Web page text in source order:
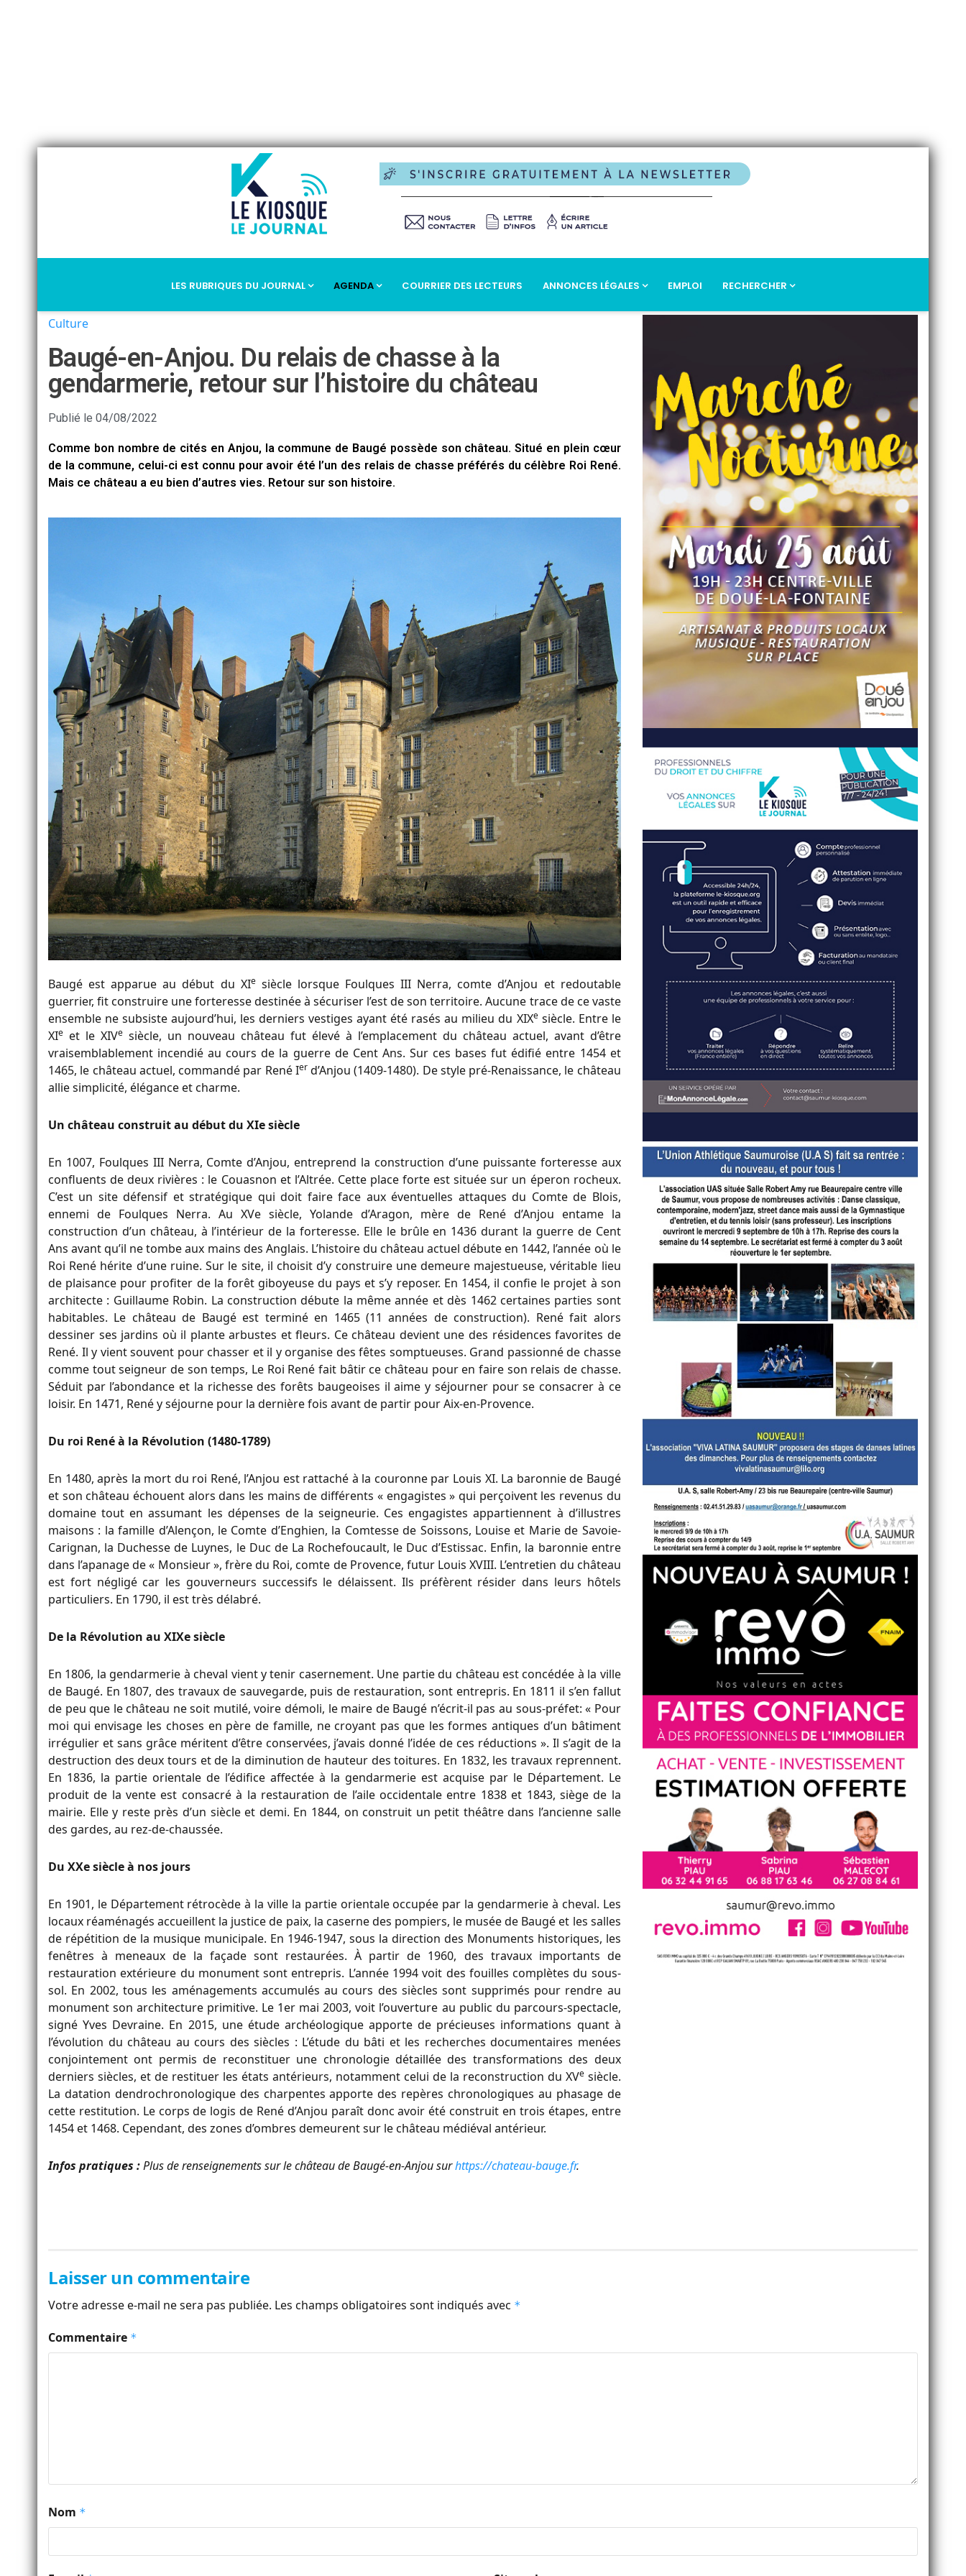
LES RUBRIQUES DU JOURNAL AGENDA COURRIER DES LECTEURS ANNONCES LÉGALES EMPLOI RECHERCHER
Culture
Baugé-en-Anjou. Du relais de chasse à la
gendarmerie, retour sur l’histoire du château
Publié le 04/08/2022
Comme bon nombre de cités en Anjou, la commune de Baugé possède son château. Situé en plein cœur
de la commune, celui-ci est connu pour avoir été l’un des relais de chasse préférés du célèbre Roi René.
Mais ce château a eu bien d’autres vies. Retour sur son histoire.
Baugé est apparue au début du XIesiècle lorsque Foulques III Nerra, comte d’Anjou et redoutable
guerrier, fit construire une forteresse destinée à sécuriser l’est de son territoire. Aucune trace de ce vaste
ensemble ne subsiste aujourd’hui, les derniers vestiges ayant été rasés au milieu du XIXesiècle. Entre le
XIe et le XIVesiècle, un nouveau château fut élevé à l’emplacement du château actuel, avant d’être
vraisemblablement incendié au cours de la guerre de Cent Ans. Sur ces bases fut édifié entre 1454 et
1465, le château actuel, commandé par René Ierd’Anjou (1409-1480). De style pré-Renaissance, le château
allie simplicité, élégance et charme.
Un château construit au début du XIe siècle
En 1007, Foulques III Nerra, Comte d’Anjou, entreprend la construction d’une puissante forteresse aux
confluents de deux rivières : le Couasnon et l’Altrée. Cette place forte est située sur un éperon rocheux.
C’est un site défensif et stratégique qui doit faire face aux éventuelles attaques du Comte de Blois,
ennemi de Foulques Nerra. Au XVe siècle, Yolande d’Aragon, mère de René d’Anjou entame la
construction d’un château, à l’intérieur de la forteresse. Elle le brûle en 1436 durant la guerre de Cent
Ans avant qu’il ne tombe aux mains des Anglais. L’histoire du château actuel débute en 1442, l’année où le
Roi René hérite d’une ruine. Sur le site, il choisit d’y construire une demeure majestueuse, véritable lieu
de plaisance pour profiter de la forêt giboyeuse du pays et s’y reposer. En 1454, il confie le projet à son
architecte : Guillaume Robin. La construction débute la même année et dès 1462 certaines parties sont
habitables. Le château de Baugé est terminé en 1465 (11 années de construction). René fait alors
dessiner ses jardins où il plante arbustes et fleurs. Ce château devient une des résidences favorites de
René. Il y vient souvent pour chasser et il y organise des fêtes somptueuses. Grand passionné de chasse
comme tout seigneur de son temps, Le Roi René fait bâtir ce château pour en faire son relais de chasse.
Séduit par l’abondance et la richesse des forêts baugeoises il aime y séjourner pour se consacrer à ce
loisir. En 1471, René y séjourne pour la dernière fois avant de partir pour Aix-en-Provence.
Du roi René à la Révolution (1480-1789)
En 1480, après la mort du roi René, l’Anjou est rattaché à la couronne par Louis XI. La baronnie de Baugé
et son château échouent alors dans les mains de différents « engagistes » qui perçoivent les revenus du
domaine tout en assumant les dépenses de la seigneurie. Ces engagistes appartiennent à d’illustres
maisons : la famille d’Alençon, le Comte d’Enghien, la Comtesse de Soissons, Louise et Marie de Savoie-
Carignan, la Duchesse de Luynes, le Duc de La Rochefoucault, le Duc d’Estissac. Enfin, la baronnie entre
dans l’apanage de « Monsieur », frère du Roi, comte de Provence, futur Louis XVIII. L’entretien du château
est fort négligé car les gouverneurs successifs le délaissent. Ils préfèrent résider dans leurs hôtels
particuliers. En 1790, il est très délabré.
De la Révolution au XIXe siècle
En 1806, la gendarmerie à cheval vient y tenir casernement. Une partie du château est concédée à la ville
de Baugé. En 1807, des travaux de sauvegarde, puis de restauration, sont entrepris. En 1811 il s’en fallut
de peu que le château ne soit mutilé, voire démoli, le maire de Baugé n’écrit-il pas au sous-préfet: « Pour
moi qui envisage les choses en père de famille, ne croyant pas que les formes antiques d’un bâtiment
irrégulier et sans grâce méritent d’être conservées, j’avais donné l’idée de ces réductions ». Il s’agit de la
destruction des deux tours et de la diminution de hauteur des toitures. En 1832, les travaux reprennent.
En 1836, la partie orientale de l’édifice affectée à la gendarmerie est acquise par le Département. Le
produit de la vente est consacré à la restauration de l’aile occidentale entre 1838 et 1843, siège de la
mairie. Elle y reste près d’un siècle et demi. En 1844, on construit un petit théâtre dans l’ancienne salle
des gardes, au rez-de-chaussée.
Du XXe siècle à nos jours
En 1901, le Département rétrocède à la ville la partie orientale occupée par la gendarmerie à cheval. Les
locaux réaménagés accueillent la justice de paix, la caserne des pompiers, le musée de Baugé et les salles
de répétition de la musique municipale. En 1946-1947, sous la direction des Monuments historiques, les
fenêtres à meneaux de la façade sont restaurées. À partir de 1960, des travaux importants de
restauration extérieure du monument sont entrepris. L’année 1994 voit des fouilles complètes du sous-
sol. En 2002, tous les aménagements accumulés au cours des siècles sont supprimés pour rendre au
monument son architecture primitive. Le 1er mai 2003, voit l’ouverture au public du parcours-spectacle,
signé Yves Devraine. En 2015, une étude archéologique apporte de précieuses informations quant à
l’évolution du château au cours des siècles : L’étude du bâti et les recherches documentaires menées
conjointement ont permis de reconstituer une chronologie détaillée des transformations des deux
derniers siècles, et de restituer les états antérieurs, notamment celui de la reconstruction du XVesiècle.
La datation dendrochronologique des charpentes apporte des repères chronologiques au phasage de
cette restitution. Le corps de logis de René d’Anjou paraît donc avoir été construit en trois étapes, entre
1454 et 1468. Cependant, des zones d’ombres demeurent sur le château médiéval antérieur.
Infos pratiques :Plus de renseignements sur le château de Baugé-en-Anjou surhttps://chateau-bauge.fr.
Laisser un commentaire
Votre adresse e-mail ne sera pas publiée. Les champs obligatoires sont indiqués avec *
Commentaire *
Nom *